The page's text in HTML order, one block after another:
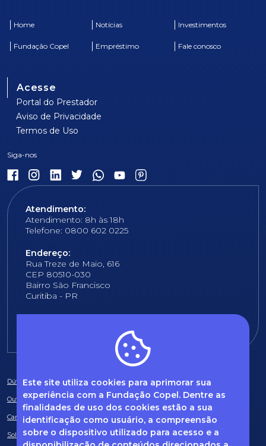
Este site utiliza cookies para aprimorar sua
experiência com a Fundação Copel. Dentre as
finalidades de uso dos cookies estão a sua
identificação como usuário, a compreensão
sobre o dispositivo utilizado para acesso e a
Home Notícias Investimentos
Fundação Copel Empréstimo Fale conosco
Acesse
Portal do Prestador
Aviso de Privacidade
Termos de Uso
Atendimento:
Atendimento: 8h às 18h
Telefone: 0800 602 0225
Endereço:
Rua Treze de Maio, 616
CEP 80510-030
Bairro São Francisco
Curitiba - PR
Dúvidas frequentes
Ouvidoria
Canal de Denúncias
Solicitação de informações